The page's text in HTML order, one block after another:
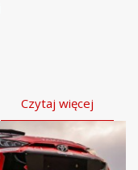
Czytaj więcej